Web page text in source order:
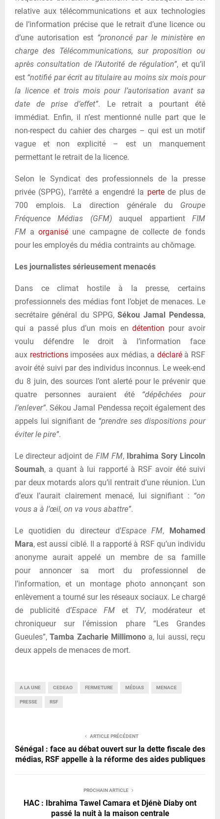
relative aux télécommunications et aux technologies
de l’information précise que le retrait d’une licence ou
d’une autorisation est “prononcé par le ministère en
charge des Télécommunications, sur proposition ou
après consultation de l’Autorité de régulation”, et qu’il
est “notifié par écrit au titulaire au moins six mois pour
la licence et trois mois pour l’autorisation avant sa
date de prise d’effet”. Le retrait a pourtant été
immédiat. Enfin, il n’est mentionné nulle part que le
non-respect du cahier des charges – qui est un motif
vague et non explicité – est un manquement
permettant le retrait de la licence.
Selon le Syndicat des professionnels de la presse
privée (SPPG), l’arrêté a engendré la pertede plus de
700 emplois. La direction générale du Groupe
Fréquence Médias (GFM)auquel appartientFIM
FM aorganisé une campagne de collecte de fonds
pour les employés du média contraints au chômage.
Les journalistes sérieusement menacés
Dans ce climat hostile à la presse, certains
professionnels des médias font l’objet de menaces. Le
secrétaire général du SPPG,Sékou Jamal Pendessa,
qui a passé plus d’un mois endétention pour avoir
voulu défendre le droit à l’information face
aux restrictionsimposées aux médias, a déclaréà RSF
avoir été suivi par des individus inconnus. Le week-end
du 8 juin, des sources l’ont alerté pour le prévenir que
quatre personnes auraient été “dépêchées pour
l’enlever”. Sékou Jamal Pendessa reçoit également des
appels lui signifiant de “prendre ses dispositions pour
éviter le pire”.
Le directeur adjoint de FIM FM, Ibrahima Sory Lincoln
Soumah, a quant à lui rapporté à RSF avoir été suivi
par deux motards alors qu’il rentrait d’une réunion. L’un
d’eux l’aurait clairement menacé, lui signifiant : “on
vous a à l’œil, on va vous abattre”.
Le quotidien du directeur d’Espace FM, Mohamed
Mara, est aussi ciblé. Il a rapporté à RSF qu’un individu
anonyme aurait appelé un membre de sa famille
pour annoncer sa mort du professionnel de
l’information, et un montage photo annonçant son
enlèvement a tourné sur les réseaux sociaux. Le chargé
de publicité d’Espace FM et TV, modérateur et
chroniqueur sur l’émission phare “Les Grandes
Gueules”,Tamba Zacharie Millimonoa, lui aussi, reçu
deux appels de menaces de mort.
A LA UNE CEDEAO FERMETURE MÉDIAS MENACE
PRESSE RSF
ARTICLE PRÉCÉDENT
Sénégal : face au débat ouvert sur la dette fiscale des
médias, RSF appelle à la réforme des aides publiques
PROCHAIN ARTICLE
HAC : Ibrahima Tawel Camara et Djénè Diaby ont
passé la nuit à la maison centrale